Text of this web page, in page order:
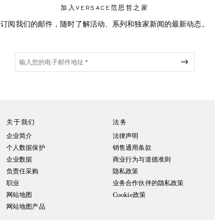
加入VERSACE范思哲之家
订阅我们的邮件，随时了解活动、系列和独家新闻的最新动态。
关于我们
企业简介
个人数据保护
企业数据
负责任采购
职业
网站地图
网站地图产品
法务
法律声明
销售通用条款
商业行为与道德准则
隐私政策
业务合作伙伴的隐私政策
Cookie政策